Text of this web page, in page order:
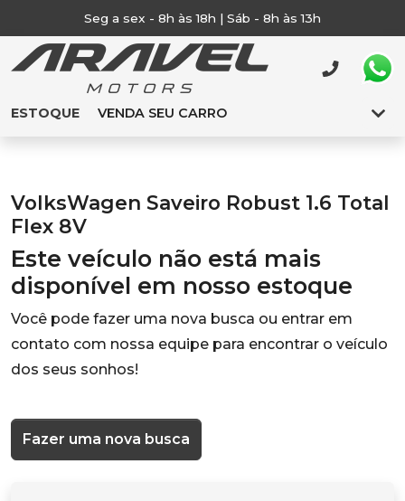
Seg a sex - 8h às 18h | Sáb - 8h às 13h
ESTOQUE VENDA SEU CARRO
VolksWagen Saveiro Robust 1.6 Total
Flex 8V
Este veículo não está mais
disponível em nosso estoque
Você pode fazer uma nova busca ou entrar em
contato com nossa equipe para encontrar o veículo
dos seus sonhos!
Fazer uma nova busca